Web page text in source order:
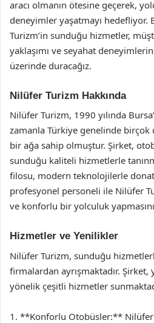
aracı olmanın ötesine geçerek,
deneyimler yaşatmayı hedefliyor.
Turizm’in sunduğu hizmetler,
yaklaşımı ve seyahat
üzerinde duracağız.
Nilüfer Turizm Hakkında
Nilüfer Turizm, 1990 yılında
zamanla Türkiye genelinde birçok
bir ağa sahip olmuştur. Şirket,
sunduğu kaliteli hizmetlerle
filosu, modern teknolojilerle
profesyonel personeli ile Nilüfer
ve konforlu bir yolculuk
Hizmetler ve Yenilikler
Nilüfer Turizm, sunduğu
firmalardan ayrışmaktadır. Şirket,
yönelik çeşitli hizmetler
1. **Konforlu Otobüsler:** Nilüfer